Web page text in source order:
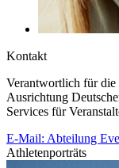
Kontakt
Verantwortlich für
Ausrichtung
Services für
E-Mail: Abteilung
Athletenporträts